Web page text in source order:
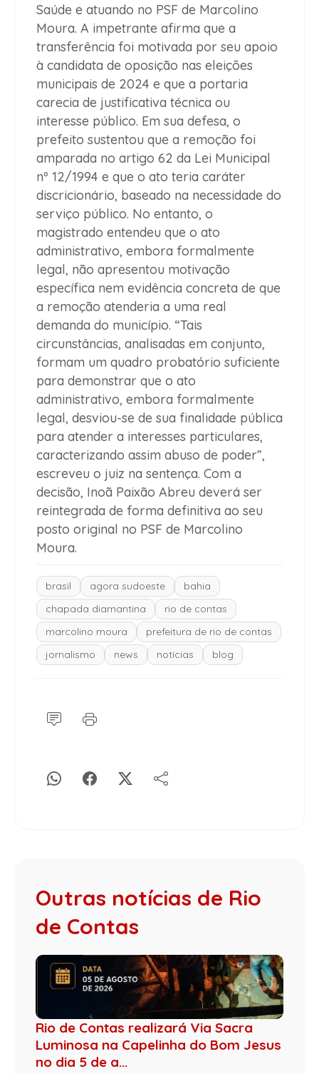
Saúde e atuando no PSF de Marcolino
Moura. A impetrante afirma que a
transferência foi motivada por seu apoio
à candidata de oposição nas eleições
municipais de 2024 e que a portaria
carecia de justificativa técnica ou
interesse público. Em sua defesa, o
prefeito sustentou que a remoção foi
amparada no artigo 62 da Lei Municipal
nº 12/1994 e que o ato teria caráter
discricionário, baseado na necessidade do
serviço público. No entanto, o
magistrado entendeu que o ato
administrativo, embora formalmente
legal, não apresentou motivação
específica nem evidência concreta de que
a remoção atenderia a uma real
demanda do município. “Tais
circunstâncias, analisadas em conjunto,
formam um quadro probatório suficiente
para demonstrar que o ato
administrativo, embora formalmente
legal, desviou-se de sua finalidade pública
para atender a interesses particulares,
caracterizando assim abuso de poder”,
escreveu o juiz na sentença. Com a
decisão, Inoã Paixão Abreu deverá ser
reintegrada de forma definitiva ao seu
posto original no PSF de Marcolino
Moura.
brasil agora sudoeste
bahia
chapada diamantina
rio de contas
marcolino moura
prefeitura de rio de contas
jornalismo
news notícias blog
Outras notícias de Rio
de Contas
Rio de Contas realizará Via Sacra
Luminosa na Capelinha do Bom Jesus
no dia 5 de a...